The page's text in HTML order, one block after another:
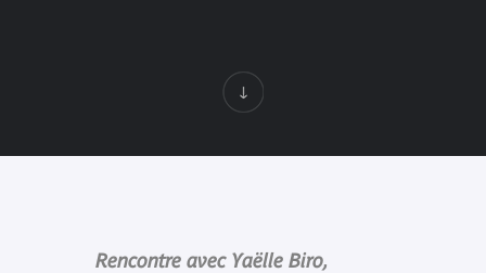
Rencontre avec Yaëlle Biro,